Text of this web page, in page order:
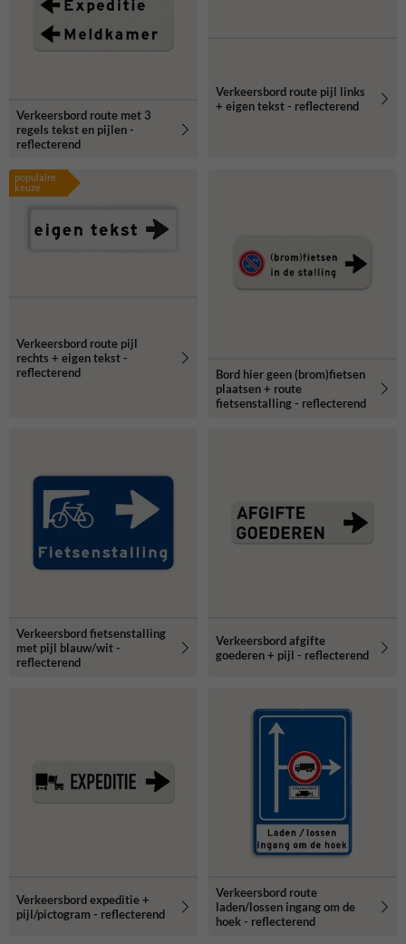
Verkeersbord route met 3
regels tekst en pijlen -
reflecterend
Verkeersbord route pijl links
+ eigen tekst - reflecterend
populaire
keuze
Verkeersbord route pijl
rechts + eigen tekst -
reflecterend
Bord hier geen (brom)fietsen
plaatsen + route
fietsenstalling - reflecterend
Verkeersbord fietsenstalling
met pijl blauw/wit -
reflecterend
Verkeersbord afgifte
goederen + pijl - reflecterend
Verkeersbord expeditie +
pijl/pictogram - reflecterend
Verkeersbord route
laden/lossen ingang om de
hoek - reflecterend